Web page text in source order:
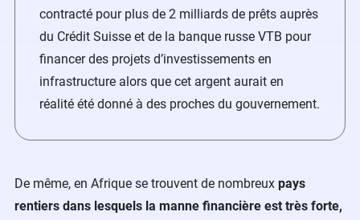
contracté pour plus de 2 milliards de prêts auprès
du Crédit Suisse et de la banque russe VTB pour
financer des projets d’investissements en
infrastructure alors que cet argent aurait en
réalité été donné à des proches du gouvernement.
De même, en Afrique se trouvent de nombreux pays
rentiers dans lesquels la manne financière est très forte,